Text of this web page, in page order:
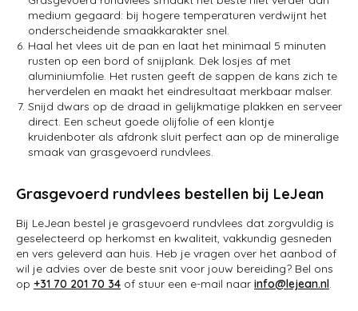
medium gegaard: bij hogere temperaturen verdwijnt het
onderscheidende smaakkarakter snel.
Haal het vlees uit de pan en laat het minimaal 5 minuten
rusten op een bord of snijplank. Dek losjes af met
aluminiumfolie. Het rusten geeft de sappen de kans zich te
herverdelen en maakt het eindresultaat merkbaar malser.
Snijd dwars op de draad in gelijkmatige plakken en serveer
direct. Een scheut goede olijfolie of een klontje
kruidenboter als afdronk sluit perfect aan op de mineralige
smaak van grasgevoerd rundvlees.
Grasgevoerd rundvlees bestellen bij LeJean
Bij LeJean bestel je grasgevoerd rundvlees dat zorgvuldig is
geselecteerd op herkomst en kwaliteit, vakkundig gesneden
en vers geleverd aan huis. Heb je vragen over het aanbod of
wil je advies over de beste snit voor jouw bereiding? Bel ons
op +31 70 201 70 34 of stuur een e-mail naar info@lejean.nl.